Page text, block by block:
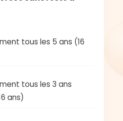
tous les 5 ans (16
tous les 3 ans
ans)